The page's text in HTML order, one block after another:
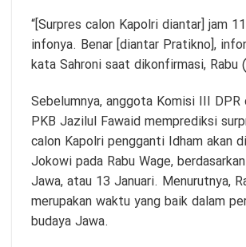
“[Surpres calon Kapolri diantar] jam
infonya. Benar [diantar Pratikno],
kata Sahroni saat dikonfirmasi, Rabu
Sebelumnya, anggota Komisi III DPR
PKB Jazilul Fawaid memprediksi
calon Kapolri pengganti Idham akan
Jokowi pada Rabu Wage,
Jawa, atau 13 Januari. Menurutnya,
merupakan waktu yang baik dalam
budaya Jawa.